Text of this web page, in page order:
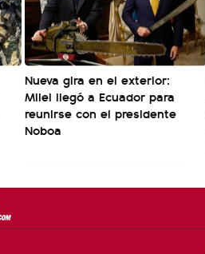
Nueva gira en el exterior:
Milei llegó a Ecuador para
reunirse con el presidente
Noboa